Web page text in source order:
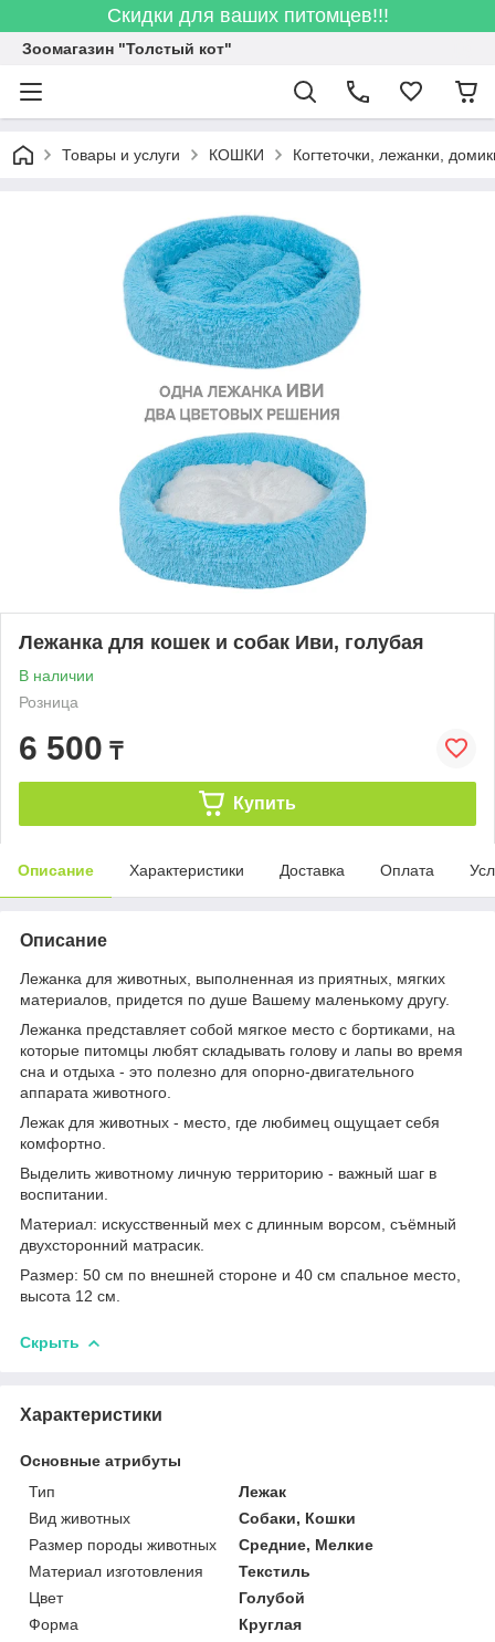
Скидки для ваших питомцев!!!
Зоомагазин "Толстый кот"
Товары и услуги КОШКИ Когтеточки, лежанки,
Лежанка для кошек и собак Иви, голубая
В наличии
Розница
6 500 ₸
Купить
Описание Характеристики Доставка Оплата
Описание
Лежанка для животных, выполненная из приятных, мягких
материалов, придется по душе Вашему маленькому другу.
Лежанка представляет собой мягкое место с бортиками, на
которые питомцы любят складывать голову и лапы во время
сна и отдыха - это полезно для опорно-двигательного
аппарата животного.
Лежак для животных - место, где любимец ощущает себя
комфортно.
Выделить животному личную территорию - важный шаг в
воспитании.
Материал: искусственный мех с длинным ворсом, съёмный
двухсторонний матрасик.
Размер: 50 см по внешней стороне и 40 см спальное место,
высота 12 см.
Скрыть
Характеристики
Основные атрибуты
Тип
Лежак
Вид животных
Собаки, Кошки
Размер породы животных
Средние, Мелкие
Материал изготовления
Текстиль
Цвет
Голубой
Форма
Круглая